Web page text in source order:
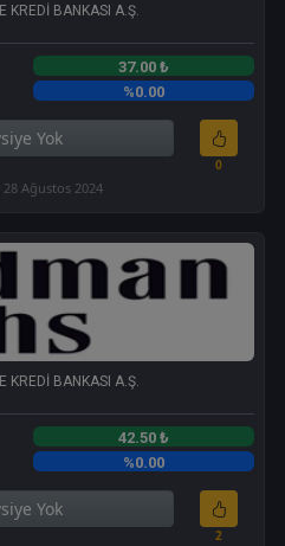
KREDİ BANKASI A.Ş.
37.00 ₺
%0.00
Yok
0
28 Ağustos 2024
KREDİ BANKASI A.Ş.
42.50 ₺
%0.00
Yok
2